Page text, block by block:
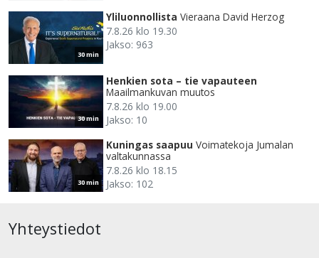
30 min
Yliluonnollista Vieraana David Herzog
7.8.26 klo 19.30
Jakso: 963
30 min
Henkien sota – tie vapauteen
Maailmankuvan muutos
7.8.26 klo 19.00
Jakso: 10
30 min
Kuningas saapuu Voimatekoja Jumalan
valtakunnassa
7.8.26 klo 18.15
Jakso: 102
Yhteystiedot